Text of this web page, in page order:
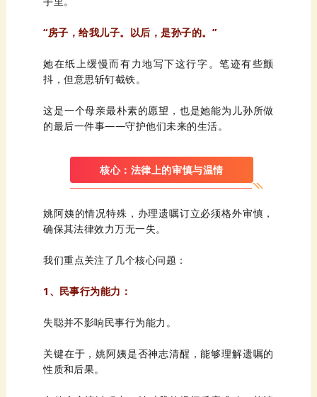
“房子，给我儿子。以后，是孙子的。”
抖，但意思斩钉截铁。
的最后一件事——守护他们未来的生活。
核心：法律上的审慎与温情
姚
确保其法律效力万无一失。
我们重点关注了几个核心问题：
1、民事行为能力：
失聪并不影响民事行为能力。
关键在于，姚
性质和后果。